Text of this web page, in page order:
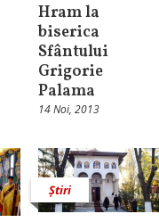
Hram la
biserica
Sfântului
Grigorie
Palama
14 Noi, 2013
Știri